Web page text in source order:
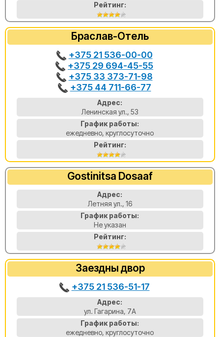
Рейтинг:
Браслав-Отель
+375 21 536-00-00
+375 29 694-45-55
+375 33 373-71-98
+375 44 711-66-77
Адрес:
Ленинская ул., 53
График работы:
ежедневно, круглосуточно
Рейтинг:
Gostinitsa Dosaaf
Адрес:
Летняя ул., 16
График работы:
Не указан
Рейтинг:
Заездны двор
+375 21 536-51-17
Адрес:
ул. Гагарина, 7А
График работы:
ежедневно, круглосуточно